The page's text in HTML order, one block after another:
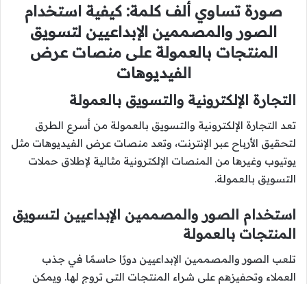
صورة تساوي ألف كلمة: كيفية استخدام
الصور والمصممين الإبداعيين لتسويق
المنتجات بالعمولة على منصات عرض
الفيديوهات
التجارة الإلكترونية والتسويق بالعمولة
تعد التجارة الإلكترونية والتسويق بالعمولة من أسرع الطرق
لتحقيق الأرباح عبر الإنترنت، وتعد منصات عرض الفيديوهات مثل
يوتيوب وغيرها من المنصات الإلكترونية مثالية لإطلاق حملات
التسويق بالعمولة.
استخدام الصور والمصممين الإبداعيين لتسويق
المنتجات بالعمولة
تلعب الصور والمصممين الإبداعيين دورًا حاسمًا في جذب
العملاء وتحفيزهم على شراء المنتجات التي تروج لها. ويمكن